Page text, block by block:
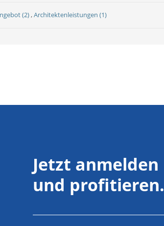
(2),Architektenleistungen (1)
Jetzt anmelden
und profitieren.